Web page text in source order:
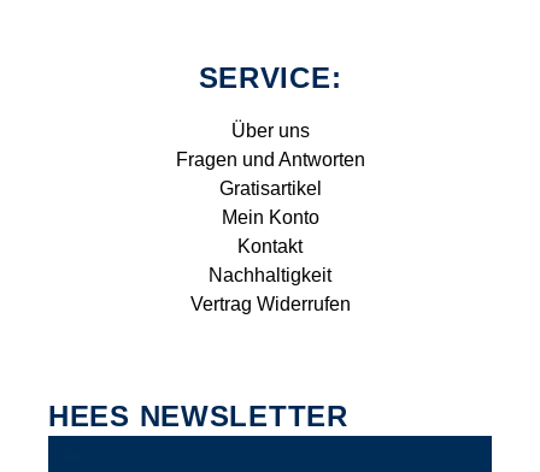
SERVICE:
Über uns
Fragen und Antworten
Gratisartikel
Mein Konto
Kontakt
Nachhaltigkeit
Vertrag Widerrufen
HEES NEWSLETTER